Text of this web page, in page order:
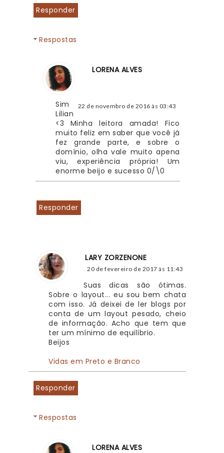
Responder
Respostas
LORENA ALVES
22 de novembro de 2016 às 03:43
Sim
Lilian
<3 Minha leitora amada! Fico
muito feliz em saber que você já
fez grande parte, e sobre o
domínio, olha vale muito apena
viu, experiência própria! Um
enorme beijo e sucesso 0/\0
Responder
LARY ZORZENONE
20 de fevereiro de 2017 às 11:43
Suas dicas são ótimas.
Sobre o layout... eu sou bem chata
com isso. Já deixei de ler blogs por
conta de um layout pesado, cheio
de informação. Acho que tem que
ter um mínimo de equilíbrio.
Beijos
Vidas em Preto e Branco
Responder
Respostas
LORENA ALVES